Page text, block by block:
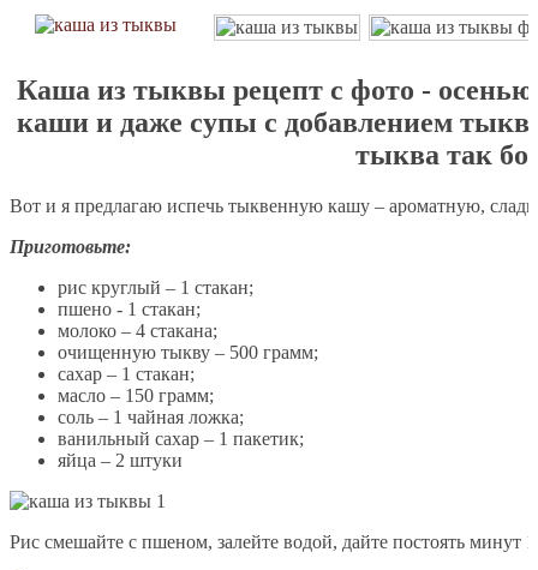
Каша из тыквы рецепт с фото - осенью
каши и даже супы с добавлением
тыква так
Вот и я предлагаю испечь тыквенную кашу – ароматную,
Приготовьте:
рис круглый – 1 стакан;
пшено - 1 стакан;
молоко – 4 стакана;
очищенную тыкву – 500 грамм;
сахар – 1 стакан;
масло – 150 грамм;
соль – 1 чайная ложка;
ванильный сахар – 1 пакетик;
яйца – 2 штуки
Рис смешайте с пшеном, залейте водой, дайте постоять минут